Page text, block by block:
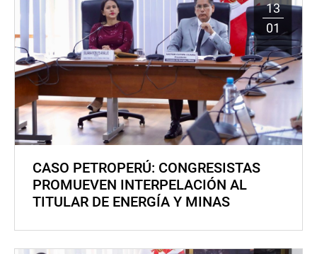
13
01
CASO PETROPERÚ: CONGRESISTAS
PROMUEVEN INTERPELACIÓN AL
TITULAR DE ENERGÍA Y MINAS